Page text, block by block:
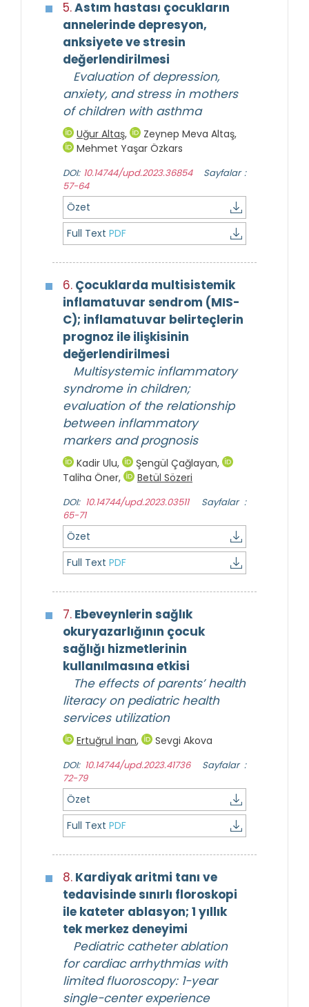
5.Astım hastası çocukların
annelerinde depresyon,
anksiyete ve stresin
değerlendirilmesi
Evaluation of depression,
anxiety, and stress in mothers
of children with asthma
Uğur Altaş, Zeynep Meva Altaş,
Mehmet Yaşar Özkars
DOI: 10.14744/upd.2023.36854
Sayfalar :
57-64
Özet
Full Text PDF
6. Çocuklarda multisistemik
inflamatuvar sendrom (MIS-
C); inflamatuvar belirteçlerin
prognoz ile ilişkisinin
değerlendirilmesi
Multisystemic inflammatory
syndrome in children;
evaluation of the relationship
between inflammatory
markers and prognosis
Kadir Ulu, Şengül Çağlayan,
Taliha Öner, Betül Sözeri
DOI: 10.14744/upd.2023.03511
Sayfalar :
65-71
Özet
Full Text PDF
7. Ebeveynlerin sağlık
okuryazarlığının çocuk
sağlığı hizmetlerinin
kullanılmasına etkisi
The effects of parents’ health
literacy on pediatric health
services utilization
Ertuğrul İnan, Sevgi Akova
DOI: 10.14744/upd.2023.41736
Sayfalar :
72-79
Özet
Full Text PDF
8. Kardiyak aritmi tanı ve
tedavisinde sınırlı floroskopi
ile kateter ablasyon; 1 yıllık
tek merkez deneyimi
Pediatric catheter ablation
for cardiac arrhythmias with
limited fluoroscopy: 1-year
single-center experience